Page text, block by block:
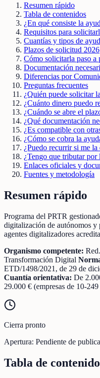
Resumen rápido
Tabla de contenidos
¿En qué consiste la
Requisitos para
Cuantías y tipos de
Plazos de solicitud 2026
Cómo solicitarla paso a
Documentación
Diferencias por
Preguntas frecuentes
¿Quién puede solicitar
¿Cuánto dinero puedo
¿Cuándo se abre el
¿Qué documentación
¿Es compatible con
¿Cómo se cobra la
¿Puedo recurrir si me la
¿Tengo que tributar
Enlaces oficiales y
Fuentes y metodología
Resumen rápido
Programa del PRTR
digitalización de autónomos y
agentes digitalizadores
Organismo competente:
Transformación Digital
ETD/1498/2021, de 29 de
Cuantía orientativa: De
29.000 € (empresas de 10-
Cierra pronto
Apertura: Pendiente de
Tabla de